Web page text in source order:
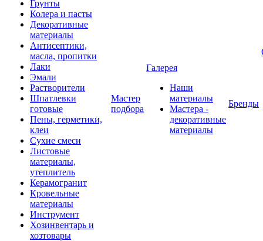
Грунты
Колера и пасты
Декоративные
материалы
Антисептики,
масла, пропитки
Лаки
Эмали
Растворители
Шпатлевки
готовые
Пены, герметики,
клеи
Сухие смеси
Листовые
материалы,
утеплитель
Керамогранит
Кровельные
материалы
Инструмент
Хозинвентарь и
хозтовары
Мастер
подбора
Галерея
Наши
материалы
Мастера -
декоративные
материалы
Бренды